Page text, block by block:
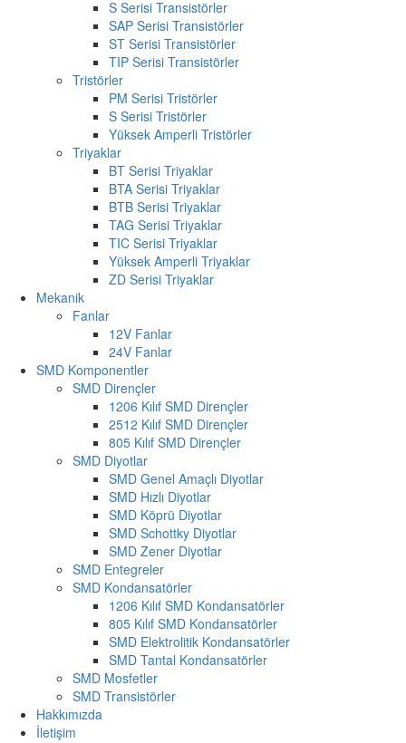
S Serisi Transistörler
SAP Serisi Transistörler
ST Serisi Transistörler
TIP Serisi Transistörler
Tristörler
PM Serisi Tristörler
S Serisi Tristörler
Yüksek Amperli Tristörler
Triyaklar
BT Serisi Triyaklar
BTA Serisi Triyaklar
BTB Serisi Triyaklar
TAG Serisi Triyaklar
TIC Serisi Triyaklar
Yüksek Amperli Triyaklar
ZD Serisi Triyaklar
Mekanik
Fanlar
12V Fanlar
24V Fanlar
SMD Komponentler
SMD Dirençler
1206 Kılıf SMD Dirençler
2512 Kılıf SMD Dirençler
805 Kılıf SMD Dirençler
SMD Diyotlar
SMD Genel Amaçlı Diyotlar
SMD Hızlı Diyotlar
SMD Köprü Diyotlar
SMD Schottky Diyotlar
SMD Zener Diyotlar
SMD Entegreler
SMD Kondansatörler
1206 Kılıf SMD Kondansatörler
805 Kılıf SMD Kondansatörler
SMD Elektrolitik Kondansatörler
SMD Tantal Kondansatörler
SMD Mosfetler
SMD Transistörler
Hakkımızda
İletişim